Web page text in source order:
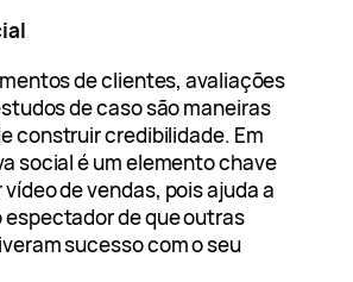
de clientes, avaliações
de caso são maneiras
construir credibilidade. Em
social é um elemento chave
de vendas, pois ajuda a
de que outras
sucesso com o seu